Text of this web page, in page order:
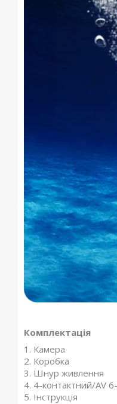
Комплектація
1. Камера
2. Коробка
3. Шнур живлення
4. 4-контактний/AV
5. Інструкція